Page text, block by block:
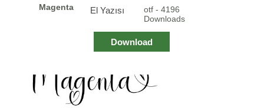
Magenta El Yazısı
otf - 4196
Downloads
Download